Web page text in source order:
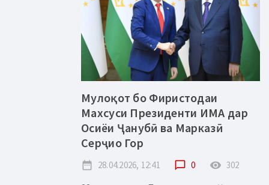
Мулоқот бо Фиристодаи
Махсуси Президенти ИМА дар
Осиёи Ҷанубӣ ва Марказӣ
Серҷио Гор
date_range 28.04.2026, 12:41 chat_bubble_outline 0 remove_red_eye 302